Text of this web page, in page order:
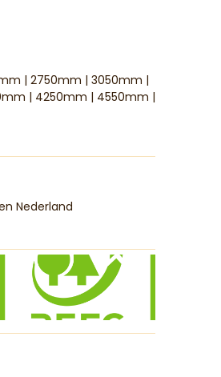
| 2750mm | 3050mm |
| 4250mm | 4550mm |
Nederland